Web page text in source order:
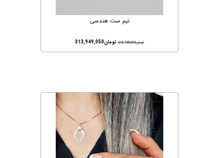
نیم ست هندسی
تومان318,730,000 تومان313,949,050